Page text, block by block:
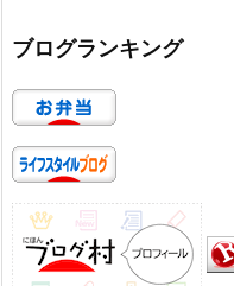
ブログランキング